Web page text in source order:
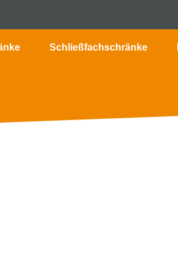
Schließfachschränke